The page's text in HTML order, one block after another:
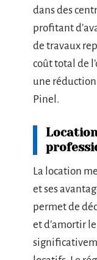
dans des
profitant
de travaux
coût total de
une
Pinel.
La location
et ses
permet de
et d’amortir